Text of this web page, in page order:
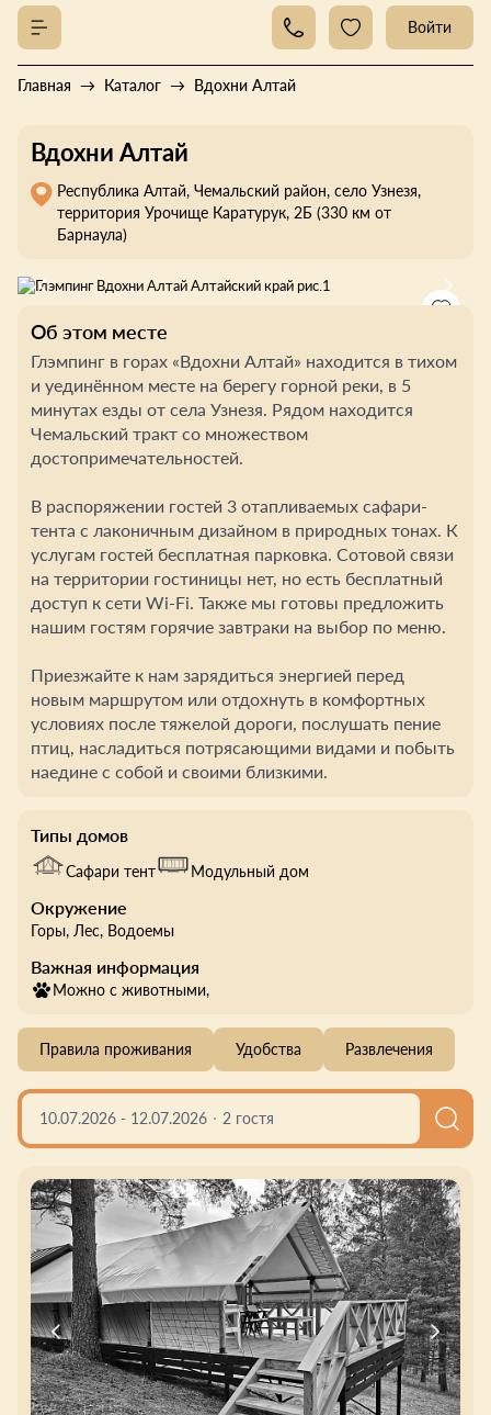
Войти
Главная Каталог Вдохни Алтай
Вдохни Алтай
Республика Алтай, Чемальский район, село Узнезя,
территория Урочище Каратурук, 2Б (330 км от
Барнаула)
Об этом месте
Глэмпинг в горах «Вдохни Алтай» находится в тихом
и уединённом месте на берегу горной реки, в 5
минутах езды от села Узнезя. Рядом находится
Чемальский тракт со множеством
достопримечательностей.
В распоряжении гостей 3 отапливаемых сафари-
тента с лаконичным дизайном в природных тонах. К
услугам гостей бесплатная парковка. Сотовой связи
на территории гостиницы нет, но есть бесплатный
доступ к сети Wi-Fi. Также мы готовы предложить
нашим гостям горячие завтраки на выбор по меню.
Приезжайте к нам зарядиться энергией перед
новым маршрутом или отдохнуть в комфортных
условиях после тяжелой дороги, послушать пение
птиц, насладиться потрясающими видами и побыть
наедине с собой и своими близкими.
Типы домов
Сафари тент Модульный дом
Окружение
Горы, Лес, Водоемы
Важная информация
Можно с животными,
Правила проживания Удобства Развлечения
10.07.2026 - 12.07.2026 2 гостя